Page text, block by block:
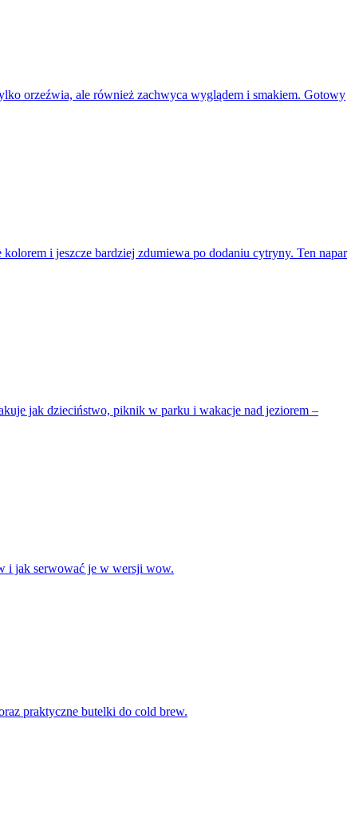
orzeźwia, ale również zachwyca wyglądem i smakiem. Gotowy
i jeszcze bardziej zdumiewa po dodaniu cytryny. Ten napar
jak dzieciństwo, piknik w parku i wakacje nad jeziorem –
i jak serwować je w wersji wow.
praktyczne butelki do cold brew.